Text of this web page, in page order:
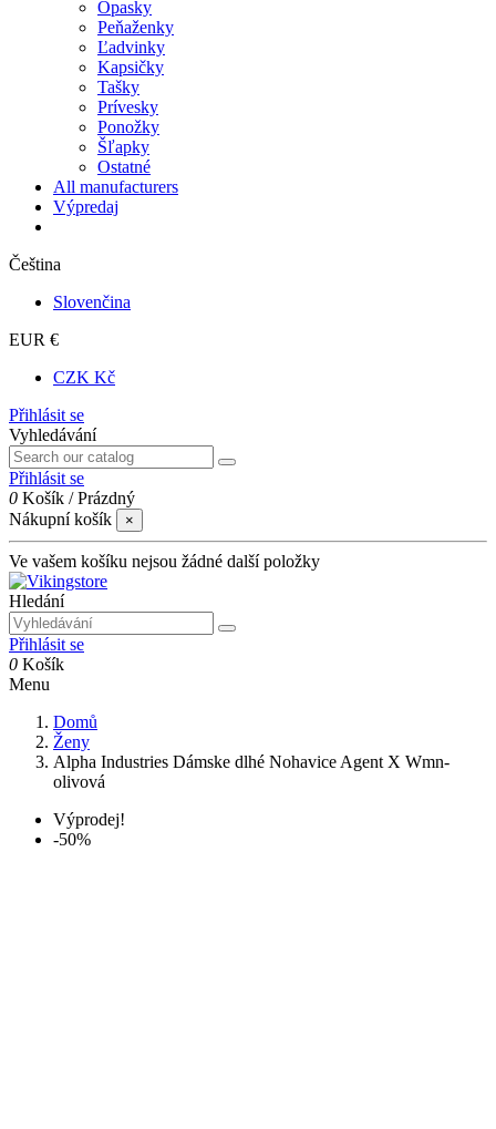
Opasky
Peňaženky
Ľadvinky
Kapsičky
Tašky
Prívesky
Ponožky
Šľapky
Ostatné
All manufacturers
Výpredaj
Čeština
Slovenčina
EUR €
CZK Kč
Přihlásit se
Vyhledávání
Přihlásit se
0 Košík /Prázdný
Nákupní košík
×
Ve vašem košíku nejsou žádné další položky
Hledání
Přihlásit se
0 Košík
Menu
Domů
Ženy
Alpha Industries Dámske dlhé Nohavice Agent X Wmn-
olivová
Výprodej!
-50%